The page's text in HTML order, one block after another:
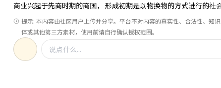
商业兴起于先商时期的商国， 形成初期是以物换物的方式进行的社
提示: 本内容由社区用户上传并分享。平台不对内容的真实性、合法性、知
体或其他第三方素材，使用前请自行确认授权范围。